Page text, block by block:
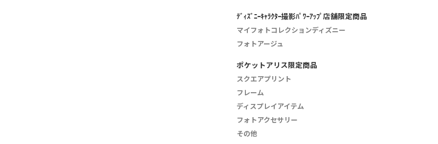
ﾃﾞｨｽﾞﾆｰｷｬﾗｸﾀｰ撮影ﾊﾟﾜｰｱｯﾌﾟ店舗限定商品
マイフォトコレクションディズニー
フォトアージュ
ポケットアリス限定商品
スクエアプリント
フレーム
ディスプレイアイテム
フォトアクセサリー
その他